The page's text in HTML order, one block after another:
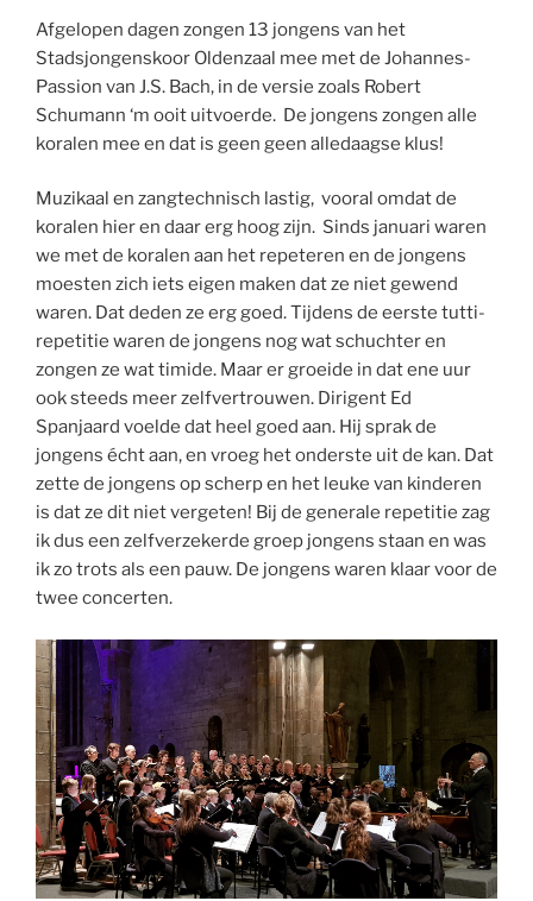
Afgelopen dagen zongen 13 jongens van het
Stadsjongenskoor Oldenzaal mee met de Johannes-
Passion van J.S. Bach, in de versie zoals Robert
Schumann ‘m ooit uitvoerde. De jongens zongen alle
koralen mee en dat is geen geen alledaagse klus!
Muzikaal en zangtechnisch lastig, vooral omdat de
koralen hier en daar erg hoog zijn. Sinds januari waren
we met de koralen aan het repeteren en de jongens
moesten zich iets eigen maken dat ze niet gewend
waren. Dat deden ze erg goed. Tijdens de eerste tutti-
repetitie waren de jongens nog wat schuchter en
zongen ze wat timide. Maar er groeide in dat ene uur
ook steeds meer zelfvertrouwen. Dirigent Ed
Spanjaard voelde dat heel goed aan. Hij sprak de
jongens écht aan, en vroeg het onderste uit de kan. Dat
zette de jongens op scherp en het leuke van kinderen
is dat ze dit niet vergeten! Bij de generale repetitie zag
ik dus een zelfverzekerde groep jongens staan en was
ik zo trots als een pauw. De jongens waren klaar voor de
twee concerten.